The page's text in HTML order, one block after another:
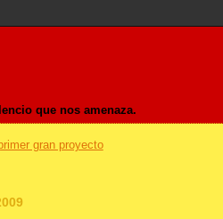
que nos amenaza.
gran proyecto